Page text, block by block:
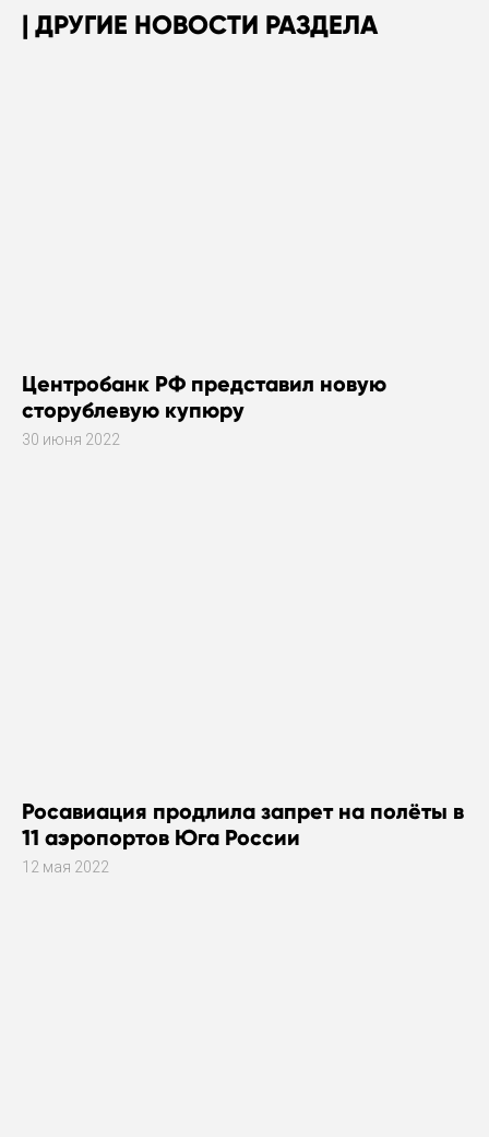
ДРУГИЕ НОВОСТИ РАЗДЕЛА
Центробанк РФ представил новую
сторублевую купюру
30 июня 2022
Росавиация продлила запрет на полёты в
11 аэропортов Юга России
12 мая 2022